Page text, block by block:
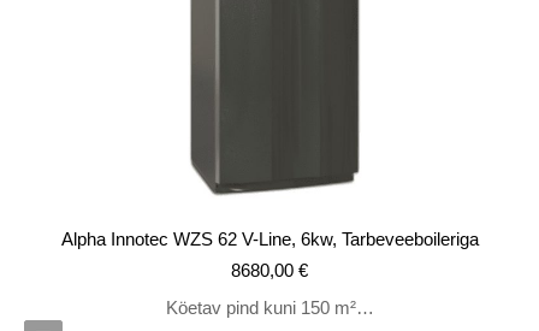
Alpha Innotec WZS 62 V-Line, 6kw, Tarbeveeboileriga
8680,00 €
Köetav pind kuni 150 m²…